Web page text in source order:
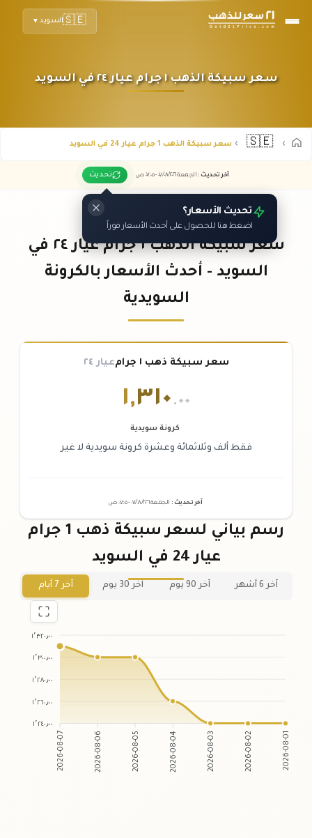
🇸🇪السويد▼
سعر سبيكة الذهب ١ جرام عيار ٢٤ في السويد
🇸🇪 سعر سبيكة الذهب 1 جرام عيار 24 في السويد
آخر تحديث : الجمعة ٠٧ /٠٨/٢٠٢٦ - ٠٧:٠٥ ص تحديث
تحديث الأسعار؟
اضغط هنا للحصول على أحدث الأسعار فوراً
سعر سبيكة الذهب ١ جرام عيار ٢٤ في
السويد - أحدث الأسعار بالكرونة
السويدية
سعر سبيكة ذهب ١ جرام عيار ٢٤
١,٣١٠ .٠٠
كرونة سويدية
فقط ألف وثلاثمائة وعشرة كرونة سويدية لا غير
آخر تحديث : الجمعة ٠٧ /٠٨/٢٠٢٦ - ٠٧:٠٥ ص
رسم بياني لسعر سبيكة ذهب 1 جرام
عيار 24 في السويد
آخر 6 أشهر آخر 90 يوم آخر 30 يوم آخر 7 أيام
١٬٣٢٠٫٠٠
١٬٣٠٠٫٠٠
١٬٢٨٠٫٠٠
١٬٢٦٠٫٠٠
١٬٢٤٠٫٠٠
2026-08-07 2026-08-06 2026-08-05 2026-08-04 2026-08-03 2026-08-02 2026-08-01